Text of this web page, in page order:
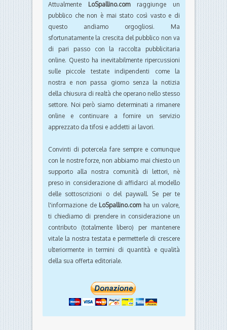
Attualmente LoSpallino.comraggiunge un
pubblico che non è mai stato così vasto e di
questo andiamo orgogliosi. Ma
sfortunatamente la crescita del pubblico non va
di pari passo con la raccolta pubblicitaria
online. Questo ha inevitabilmente ripercussioni
sulle piccole testate indipendenti come la
nostra e non passa giorno senza la notizia
della chiusura di realtà che operano nello stesso
settore. Noi però siamo determinati a rimanere
online e continuare a fornire un servizio
apprezzato da tifosi e addetti ai lavori.
Convinti di potercela fare sempre e comunque
con le nostre forze, non abbiamo mai chiesto un
supporto alla nostra comunità di lettori, nè
preso in considerazione di affidarci al modello
delle sottoscrizioni o del paywall. Se per te
l'informazione de LoSpallino.comha un valore,
ti chiediamo di prendere in considerazione un
contributo (totalmente libero) per mantenere
vitale la nostra testata e permetterle di crescere
ulteriormente in termini di quantità e qualità
della sua offerta editoriale.